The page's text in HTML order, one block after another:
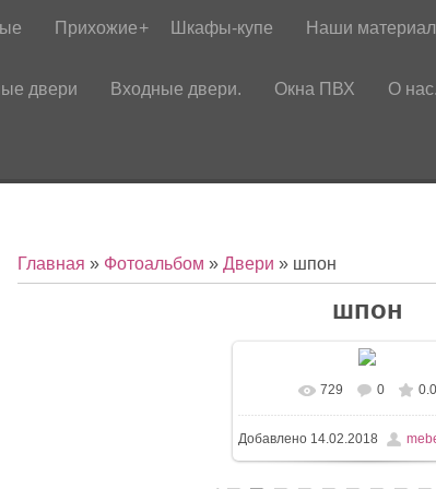
Прихожие Шкафы-купе Наши
двери Входные двери. Окна ПВХ О нас.
Главная » Фотоальбом » Двери » шпон
шпон
729 0 0.0
Добавлено14.02.2018